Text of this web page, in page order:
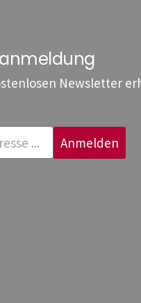
Newsletter
Anmelden